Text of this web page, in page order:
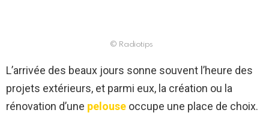
© Radiotips
L’arrivée des beaux jours sonne souvent l’heure des
projets extérieurs, et parmi eux, la création ou la
rénovation d’une pelouse occupe une place de choix.